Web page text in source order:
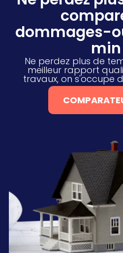
dommages-
min
Ne perdez plus de
meilleur rapport
travaux, on s'occupe